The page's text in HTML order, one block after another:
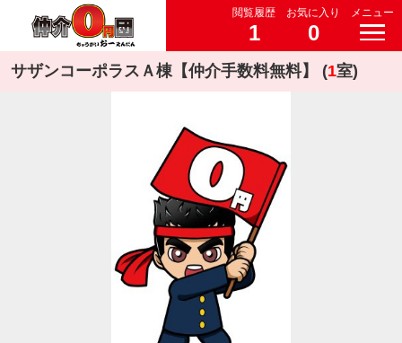
閲覧履歴
1
お気に入り
0
メニュー
サザンコーポラスＡ棟【仲介手数料無料】 (1室)